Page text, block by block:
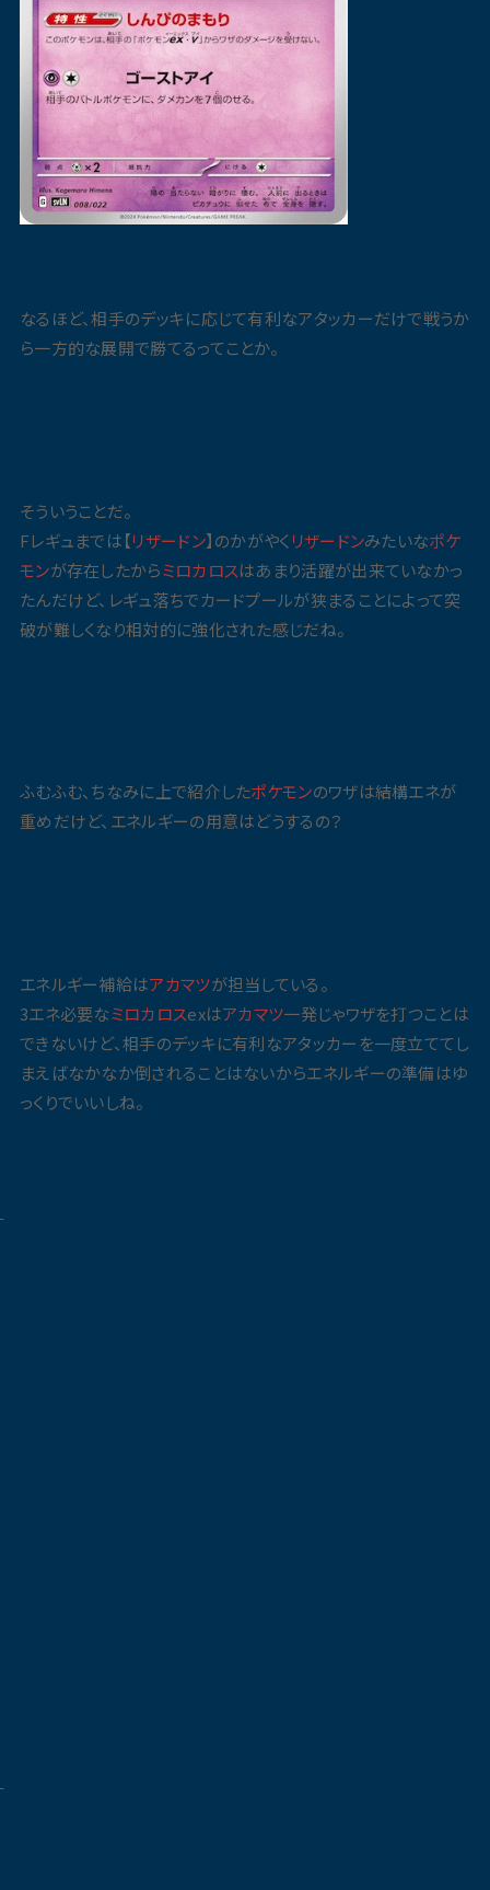
なるほど、相手のデッキに応じて有利なアタッカーだけで戦うか
ら一方的な展開で勝てるってことか。
そういうことだ。
Fレギュまでは【リザードン】のかがやく リザードンみたいなポケ
モンが存在したからミロカロスはあまり活躍が出来ていなかっ
たんだけど、レギュ落ちでカードプールが狭まることによって突
破が難しくなり相対的に強化された感じだね。
ふむふむ、ちなみに上で紹介したポケモンのワザは結構エネが
重めだけど、エネルギーの用意はどうするの？
エネルギー補給はアカマツが担当している。
3エネ必要なミロカロスexはアカマツ一発じゃワザを打つことは
できないけど、相手のデッキに有利なアタッカーを一度立ててし
まえばなかなか倒されることはないからエネルギーの準備はゆ
っくりでいいしね。